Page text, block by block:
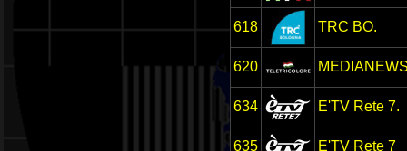
618 TRC BO.
620
634 E'TV Rete 7.
635 E'TV Rete 7